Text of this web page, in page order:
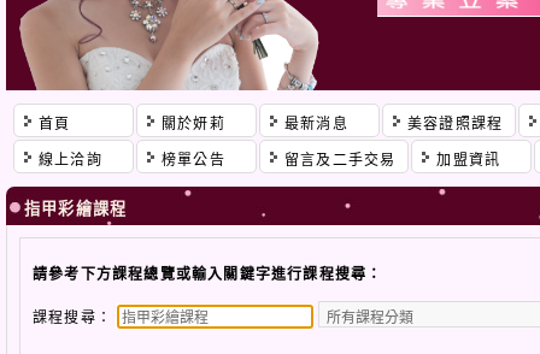
首頁 關於妍莉 最新消息 美容證照課程
線上洽詢 榜單公告 留言及二手交易 加盟資訊
指甲彩繪課程
請參考下方課程總覽或輸入關鍵字進行課程搜尋：
課程搜尋：